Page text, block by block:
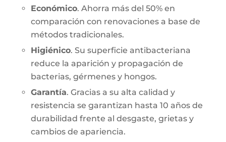
Económico. Ahorra más del 50% en
comparación con renovaciones a base de
métodos tradicionales.
Higiénico. Su superficie antibacteriana
reduce la aparición y propagación de
bacterias, gérmenes y hongos.
Garantía. Gracias a su alta calidad y
resistencia se garantizan hasta 10 años de
durabilidad frente al desgaste, grietas y
cambios de apariencia.